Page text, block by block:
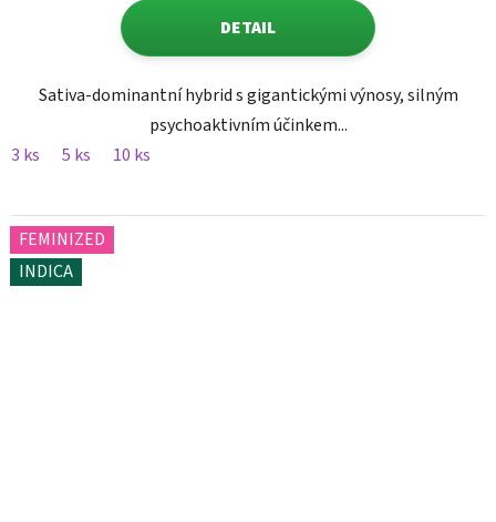
DETAIL
Sativa-dominantní hybrid s gigantickými výnosy, silným
psychoaktivním účinkem...
3 ks
5 ks 10 ks
FEMINIZED
INDICA